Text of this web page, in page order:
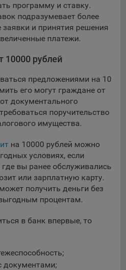
программу и ставку.
подразумевает более
и принятия решения
платежи.
10000 рублей
предложениями на 10
его могут граждане от
документального
поручительство
имущества.
на 10000 рублей можно
условиях, если
где вы ранее обслуживались
или зарплатную карту.
получить деньги без
процентам.
в банк впервые, то
документами;